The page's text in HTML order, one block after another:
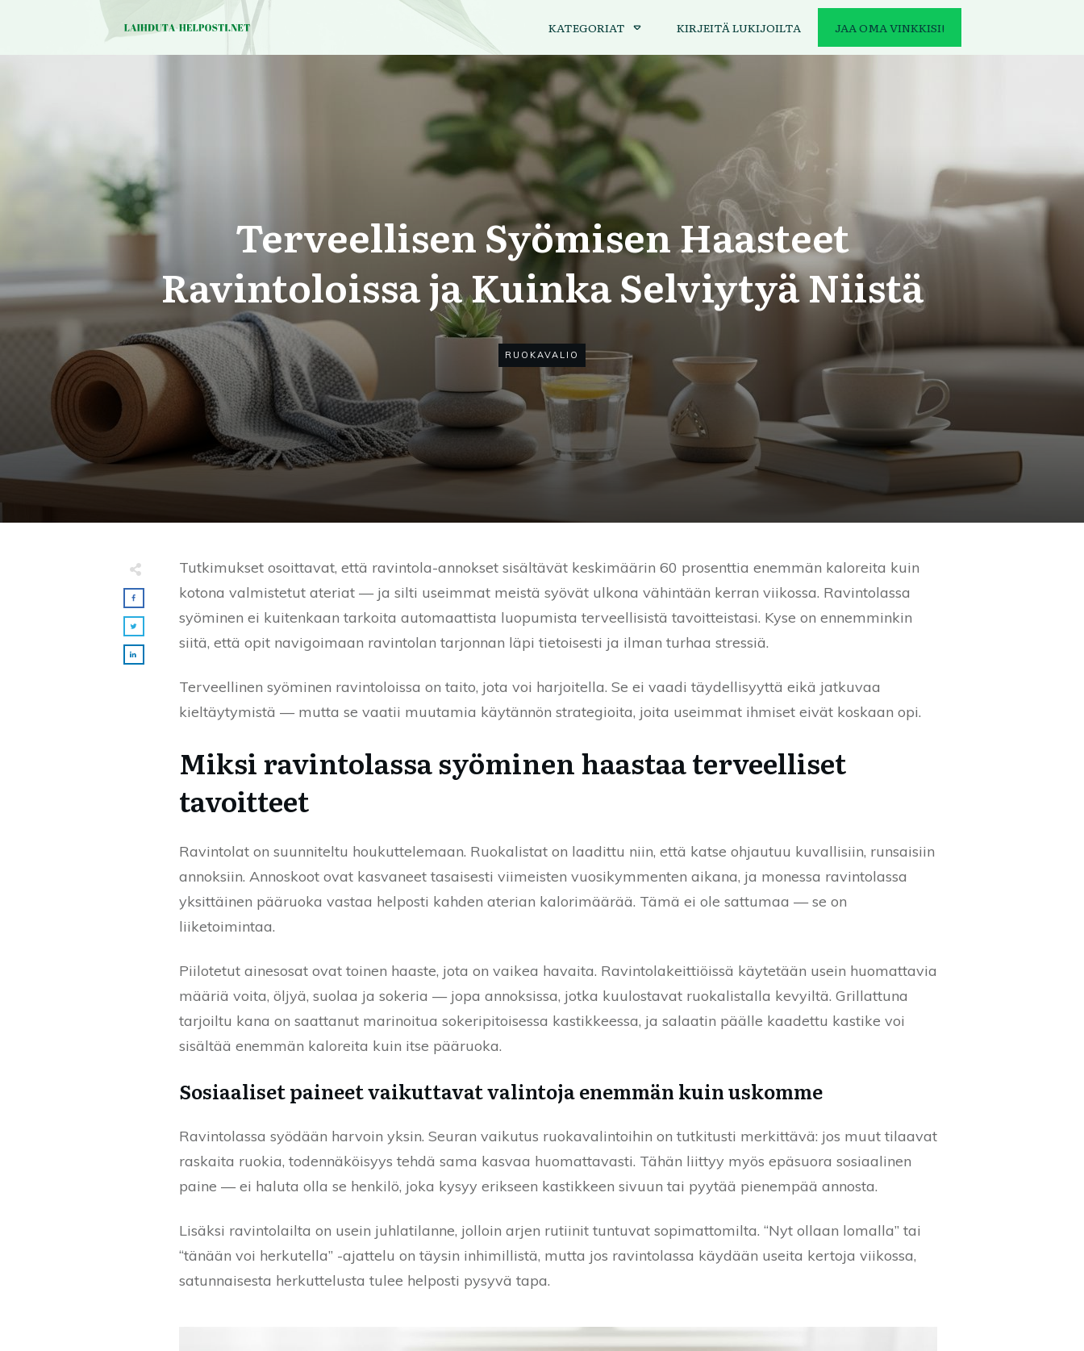
KATEGORIAT KIRJEITÄ LUKIJOILTA JAA OMA VINKKISI!
Terveellisen Syömisen Haasteet
Ravintoloissa ja Kuinka Selviytyä Niistä
RUOKAVALIO
Tutkimukset osoittavat, että ravintola-annokset sisältävät keskimäärin 60 prosenttia enemmän kaloreita kuin
kotona valmistetut ateriat — ja silti useimmat meistä syövät ulkona vähintään kerran viikossa. Ravintolassa
syöminen ei kuitenkaan tarkoita automaattista luopumista terveellisistä tavoitteistasi. Kyse on ennemminkin
siitä, että opit navigoimaan ravintolan tarjonnan läpi tietoisesti ja ilman turhaa stressiä.
Terveellinen syöminen ravintoloissa on taito, jota voi harjoitella. Se ei vaadi täydellisyyttä eikä jatkuvaa
kieltäytymistä — mutta se vaatii muutamia käytännön strategioita, joita useimmat ihmiset eivät koskaan opi.
Miksi ravintolassa syöminen haastaa terveelliset
tavoitteet
Ravintolat on suunniteltu houkuttelemaan. Ruokalistat on laadittu niin, että katse ohjautuu kuvallisiin, runsaisiin
annoksiin. Annoskoot ovat kasvaneet tasaisesti viimeisten vuosikymmenten aikana, ja monessa ravintolassa
yksittäinen pääruoka vastaa helposti kahden aterian kalorimäärää. Tämä ei ole sattumaa — se on
liiketoimintaa.
Piilotetut ainesosat ovat toinen haaste, jota on vaikea havaita. Ravintolakeittiöissä käytetään usein huomattavia
määriä voita, öljyä, suolaa ja sokeria — jopa annoksissa, jotka kuulostavat ruokalistalla kevyiltä. Grillattuna
tarjoiltu kana on saattanut marinoitua sokeripitoisessa kastikkeessa, ja salaatin päälle kaadettu kastike voi
sisältää enemmän kaloreita kuin itse pääruoka.
Sosiaaliset paineet vaikuttavat valintoja enemmän kuin uskomme
Ravintolassa syödään harvoin yksin. Seuran vaikutus ruokavalintoihin on tutkitusti merkittävä: jos muut tilaavat
raskaita ruokia, todennäköisyys tehdä sama kasvaa huomattavasti. Tähän liittyy myös epäsuora sosiaalinen
paine — ei haluta olla se henkilö, joka kysyy erikseen kastikkeen sivuun tai pyytää pienempää annosta.
Lisäksi ravintolailta on usein juhlatilanne, jolloin arjen rutiinit tuntuvat sopimattomilta. “Nyt ollaan lomalla” tai
“tänään voi herkutella” -ajattelu on täysin inhimillistä, mutta jos ravintolassa käydään useita kertoja viikossa,
satunnaisesta herkuttelusta tulee helposti pysyvä tapa.